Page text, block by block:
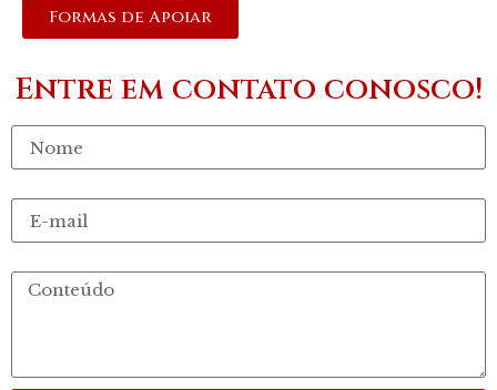
Formas de Apoiar
Entre em contato conosco!